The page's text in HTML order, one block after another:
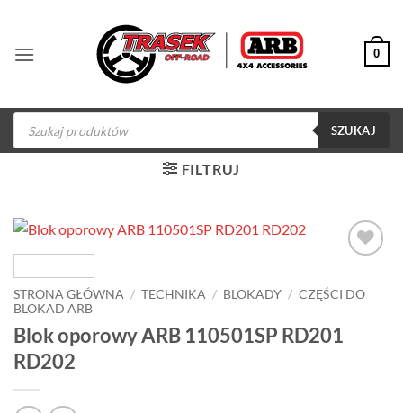
zawartości
0
Wyszukiwarka
produktów
SZUKAJ
FILTRUJ
obserwowanych
STRONA GŁÓWNA / TECHNIKA / BLOKADY / CZĘŚCI DO
BLOKAD ARB
Blok oporowy ARB 110501SP RD201
RD202